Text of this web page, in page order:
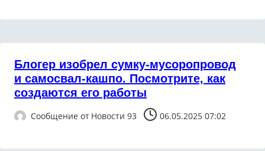
Блогер изобрел сумку-мусоропровод
и самосвал-кашпо. Посмотрите, как
создаются его работы
Сообщение от Новости 93 06.05.2025 07:02